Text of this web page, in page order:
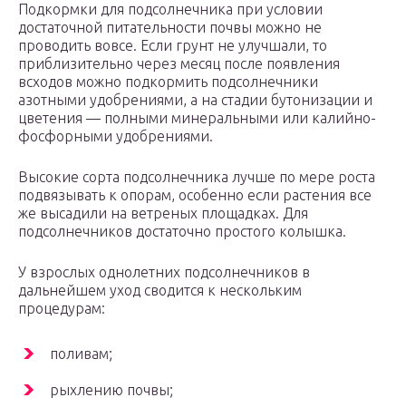
Подкормки для подсолнечника при условии
достаточной питательности почвы можно не
проводить вовсе. Если грунт не улучшали, то
приблизительно через месяц после появления
всходов можно подкормить подсолнечники
азотными удобрениями, а на стадии бутонизации и
цветения — полными минеральными или калийно-
фосфорными удобрениями.
Высокие сорта подсолнечника лучше по мере роста
подвязывать к опорам, особенно если растения все
же высадили на ветреных площадках. Для
подсолнечников достаточно простого колышка.
У взрослых однолетних подсолнечников в
дальнейшем уход сводится к нескольким
процедурам:
поливам;
рыхлению почвы;